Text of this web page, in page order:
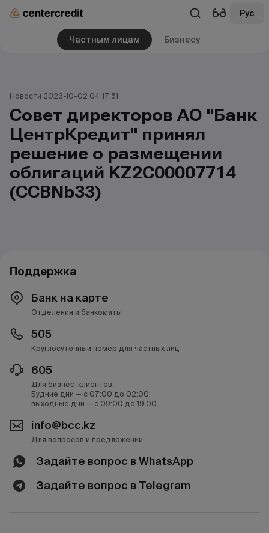
Рус
Частным лицам Бизнесу
Новости 2023-10-02 04:17:51
Совет директоров АО "Банк
ЦентрКредит" принял
решение о размещении
облигаций KZ2C00007714
(CCBNb33)
Поддержка
Банк на карте
Отделения и банкоматы
505
Круглосуточный номер для частных лиц
605
Для бизнес-клиентов.
Будние дни — с 07:00 до 02:00;
выходные дни — с 09:00 до 19:00
info@bcc.kz
Для вопросов и предложений
Задайте вопрос в WhatsApp
Задайте вопрос в Telegram